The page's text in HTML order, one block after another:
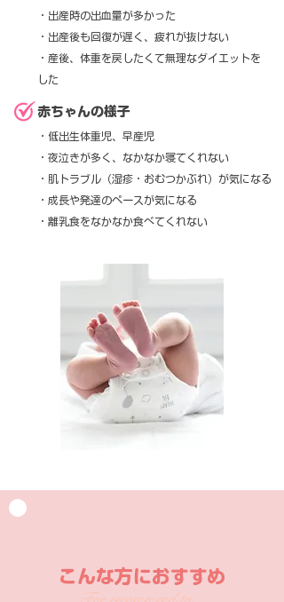
・出産時の出血量が多かった
・出産後も回復が遅く、疲れが抜けない
・産後、体重を戻したくて無理なダイエットを
した
赤ちゃんの様子
・低出生体重児、早産児
・夜泣きが多く、なかなか寝てくれない
・肌トラブル（湿疹・おむつかぶれ）が気になる
・成長や発達のペースが気になる
・離乳食をなかなか食べてくれない
こんな方におすすめ